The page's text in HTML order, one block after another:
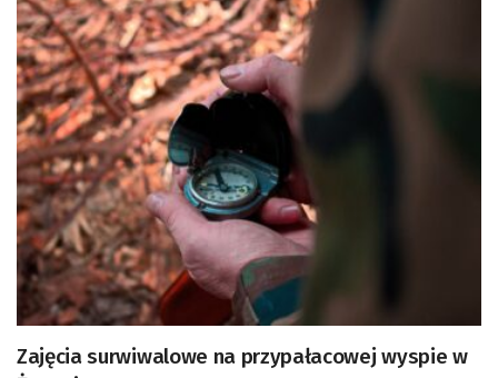
Zajęcia surwiwalowe na przypałacowej wyspie w